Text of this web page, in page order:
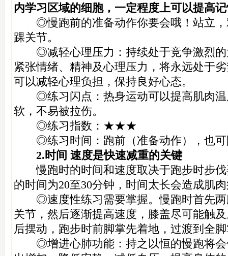
内学习区域的细胞，一定程度上可以提高
◎慢跑前的准备动作你要会哦！站立，
踝关节。
◎减轻心理压力：持续处于竞争激烈的
紧张情绪、精神及心理压力，将永远处于
可以减轻心理负担，保持良好心态。
◎练习闪点：热身运动可以提高肌肉温
软，不易被拉伤。
◎练习指数：★★★
◎练习时间：跑前（准备动作），也可
2.时间 速度是快速减重的关键
慢跑时的时间和速度取决于跑步时步伐
的时间为20至30分钟，时间太长会造成肌
◎速度性练习需要掌握。慢跑时首先两
关节，然后逐渐提高速度，膝盖尽可能触
后摆动，跑步时前脚掌先着地，过渡到全
◎增进心肺功能：持之以恒的慢跑将会